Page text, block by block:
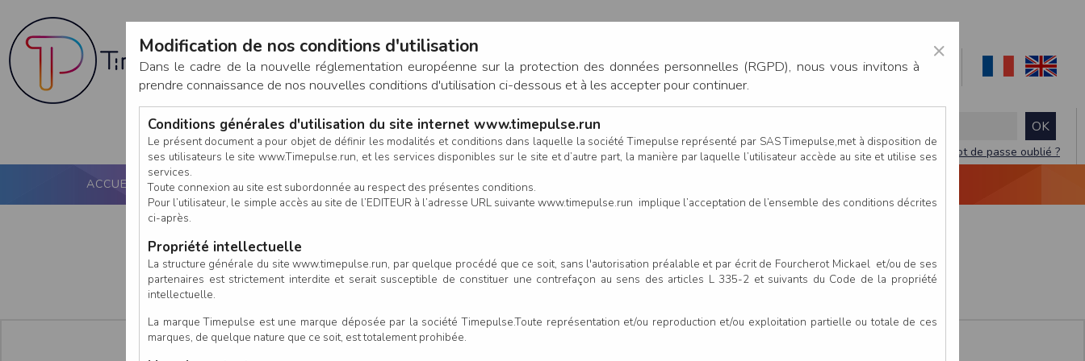
CONNEXION
Mot de passe oublié ?
ACCUEIL PUCE ACTIVE NOS SERVICES CALENDRIER RÉSULTATS
Créer votre compte
×
Modification de nos conditions d'utilisation
Dans le cadre de la nouvelle réglementation européenne sur la protection des données personnelles (RGPD), nous vous invitons à
prendre connaissance de nos nouvelles conditions d'utilisation ci-dessous et à les accepter pour continuer.
Conditions générales d'utilisation du site internet www.timepulse.run
Le présent document a pour objet de définir les modalités et conditions dans laquelle la société Timepulse représenté par SAS Timepulse,met à disposition de
ses utilisateurs le site www.Timepulse.run, et les services disponibles sur le site et d’autre part, la manière par laquelle l’utilisateur accède au site et utilise ses
services.
Toute connexion au site est subordonnée au respect des présentes conditions.
Pour l’utilisateur, le simple accès au site de l’EDITEUR à l’adresse URL suivante www.timepulse.run implique l’acceptation de l’ensemble des conditions décrites
ci-après.
Propriété intellectuelle
La structure générale du site www.timepulse.run, par quelque procédé que ce soit, sans l'autorisation préalable et par écrit de Fourcherot Mickael et/ou de ses
partenaires est strictement interdite et serait susceptible de constituer une contrefaçon au sens des articles L 335-2 et suivants du Code de la propriété
intellectuelle.
La marque Timepulse est une marque déposée par la société Timepulse.Toute représentation et/ou reproduction et/ou exploitation partielle ou totale de ces
marques, de quelque nature que ce soit, est totalement prohibée.